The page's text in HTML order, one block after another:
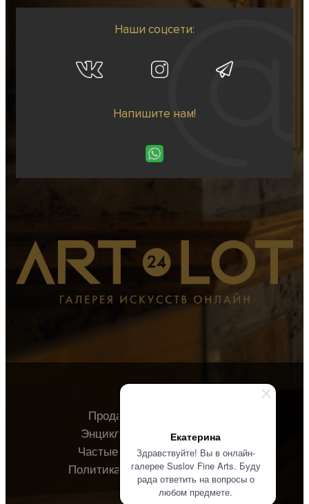
Екатерина
Здравствуйте! Вы в онлайн-
галерее Suslov Fine Arts. Буду
рада ответить на вопросы о
любом предмете.
Наши соцсети:
Напишите нам!
Продавцу
Энциклопедия
О галерее
Частые вопросы
Контакты
Политика конфиденциальности